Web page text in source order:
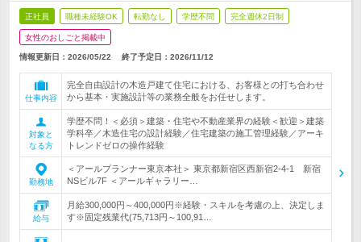
正社員 職種未経験OK 転勤なし 学歴不問 完全週休2日制
女性のおしごと掲載中
情報更新日：2026/05/22 終了予定日： 2026/11/12
仕事内容
完全自由設計の木造戸建て住宅における、お客様との打ち合わせ
から基本・実施設計等の業務全般をお任せします。
対象と
なる方
学歴不問！＜必須＞建築・住宅や不動産業界の経験＜歓迎＞建築
学科卒／木造住宅の設計経験／住宅建築の施工管理経験／アーキ
トレンドゼロの操作経験
勤務地
＜アールプランナー東京本社＞ 東京都新宿区西新宿2-4-1 新宿
NSビル7F ＜アールギャラリー…
給与
月給300,000円～400,000円※経験・スキルを考慮の上、決定しま
す※固定残業代(75,713円～100,91…